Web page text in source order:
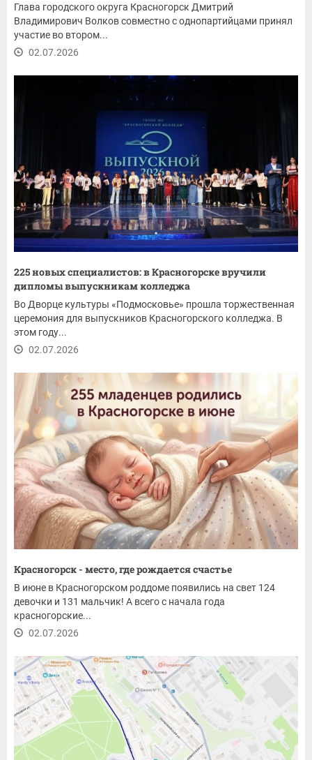
Глава городского округа Красногорск Дмитрий
Владимирович Волков совместно с однопартийцами принял
участие во втором...
02.07.2026
225 новых специалистов: в Красногорске вручили
дипломы выпускникам колледжа
Во Дворце культуры «Подмосковье» прошла торжественная
церемония для выпускников Красногорского колледжа. В
этом году...
02.07.2026
Красногорск - место, где рождается счастье
В июне в Красногорском роддоме появились на свет 124
девочки и 131 мальчик! А всего с начала года
красногорские...
02.07.2026